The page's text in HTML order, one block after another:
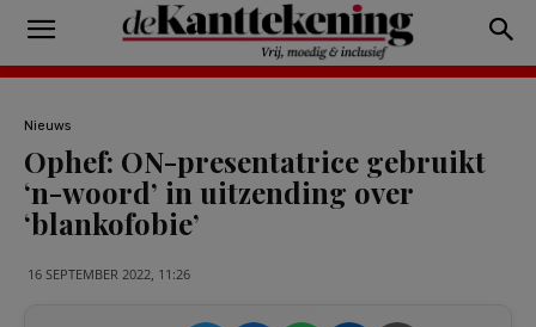
Nieuws
Ophef: ON-presentatrice gebruikt
‘n-woord’ in uitzending over
‘blankofobie’
16 SEPTEMBER 2022, 11:26